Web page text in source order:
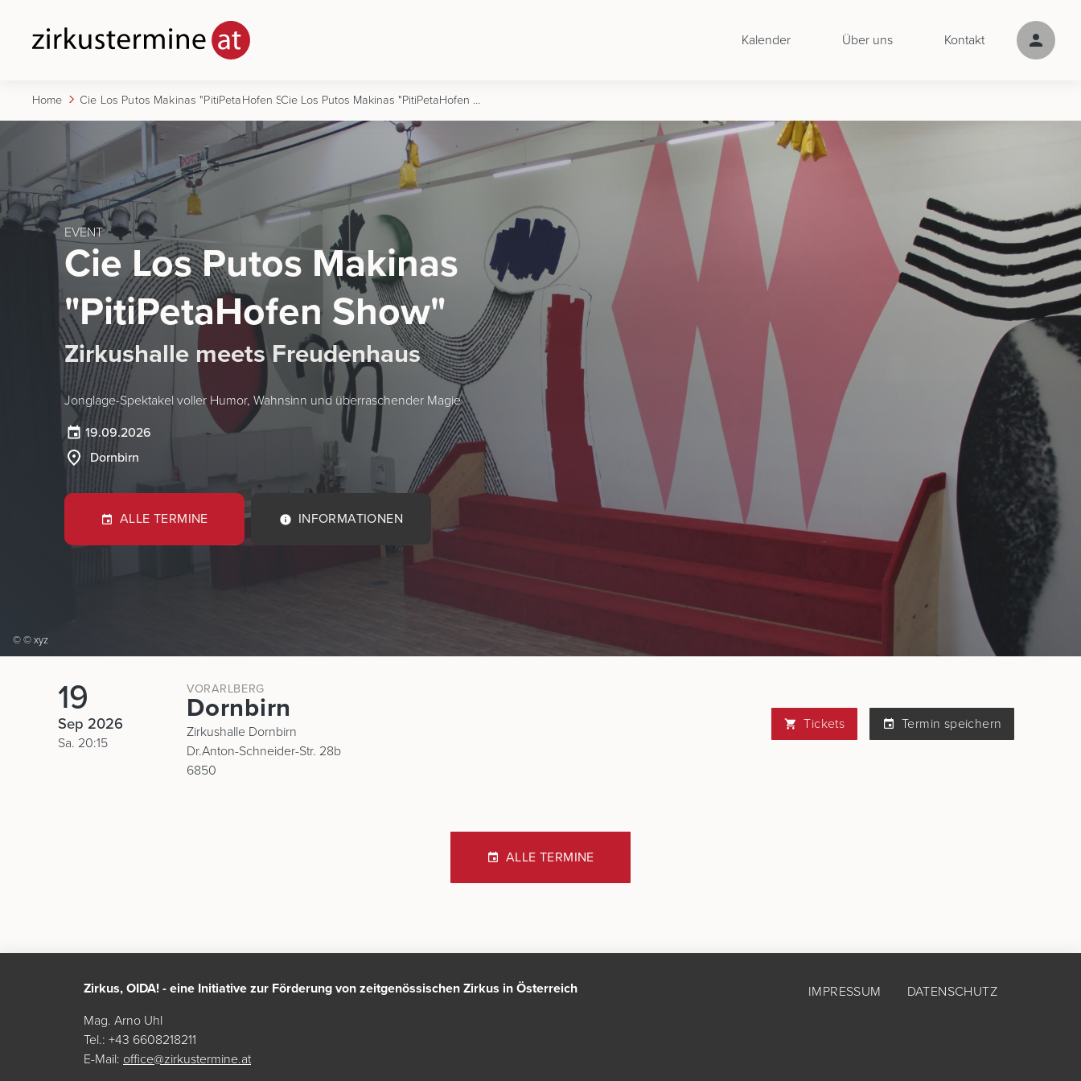
Kalender Über uns Kontakt
Home Cie Los Putos Makinas "PitiPetaHofen Show" Cie Los Putos Makinas "PitiPetaHofen Show" | 19.09.2026 | Dornbirn
© © xyz
EVENT
Cie Los Putos Makinas
"PitiPetaHofen Show"
Zirkushalle meets Freudenhaus
Jonglage-Spektakel voller Humor, Wahnsinn und überraschender Magie
19.09.2026
Dornbirn
ALLE TERMINE INFORMATIONEN
19
Sep 2026
Sa. 20:15
VORARLBERG
Dornbirn
Zirkushalle Dornbirn
Dr.Anton-Schneider-Str. 28b
6850
Tickets Termin speichern
ALLE TERMINE
Zirkus, OIDA! - eine Initiative zur Förderung von zeitgenössischen Zirkus in Österreich
Mag. Arno Uhl
Tel.: +43 6608218211
E-Mail: office@zirkustermine.at
IMPRESSUM DATENSCHUTZ